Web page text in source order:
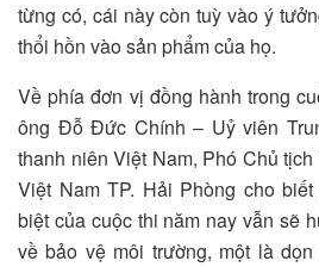
từng có, cái này còn tuỳ vào ý
thổi hồn vào sản phẩm của họ.
Về phía đơn vị đồng hành trong
ông Đỗ Đức Chính – Uỷ viên
thanh niên Việt Nam, Phó Chủ
Việt Nam TP. Hải Phòng cho
biệt của cuộc thi năm nay vẫn sẽ
về bảo vệ môi trường, một là